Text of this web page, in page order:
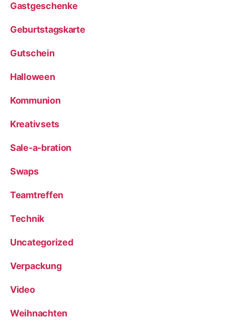
Gastgeschenke
Geburtstagskarte
Gutschein
Halloween
Kommunion
Kreativsets
Sale-a-bration
Swaps
Teamtreffen
Technik
Uncategorized
Verpackung
Video
Weihnachten